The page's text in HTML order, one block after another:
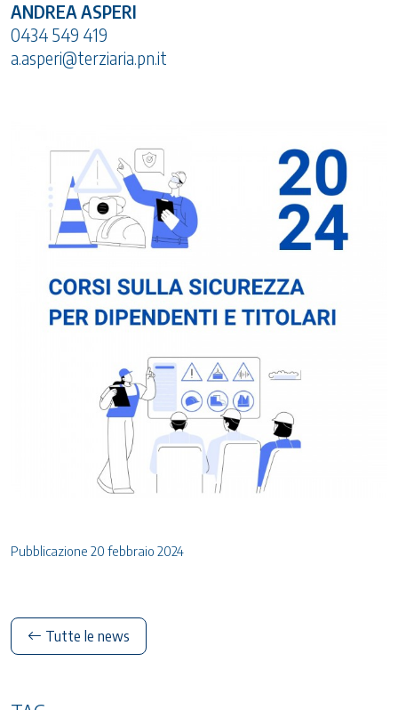
ANDREA ASPERI
0434 549 419
a.asperi@terziaria.pn.it
Pubblicazione 20 febbraio 2024
Tutte le news